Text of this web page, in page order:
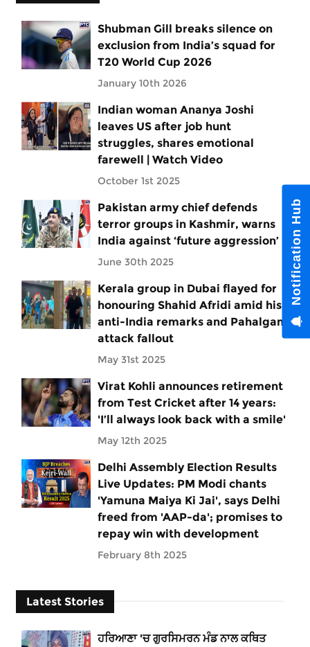
Shubman Gill breaks silence on
exclusion from India’s squad for
T20 World Cup 2026
January 10th 2026
Indian woman Ananya Joshi
leaves US after job hunt
struggles, shares emotional
farewell | Watch Video
October 1st 2025
Pakistan army chief defends
terror groups in Kashmir, warns
India against ‘future aggression’
June 30th 2025
Kerala group in Dubai flayed for
honouring Shahid Afridi amid his
anti-India remarks and Pahalgam
attack fallout
May 31st 2025
Virat Kohli announces retirement
from Test Cricket after 14 years:
'I’ll always look back with a smile'
May 12th 2025
Delhi Assembly Election Results
Live Updates: PM Modi chants
'Yamuna Maiya Ki Jai', says Delhi
freed from 'AAP-da'; promises to
repay win with development
February 8th 2025
Latest Stories
ਹਰਿਆਣਾ 'ਚ ਗੁਰਸਿਮਰਨ ਮੰਡ ਨਾਲ ਕਥਿਤ
Notification Hub